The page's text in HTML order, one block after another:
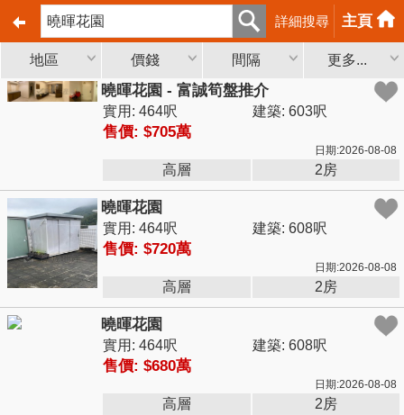
詳細搜尋 主頁
地區 價錢 間隔 更多...
曉暉花園 - 富誠筍盤推介
實用: 464呎 建築: 603呎
售價: $705萬
日期:2026-08-08
高層 2房
曉暉花園
實用: 464呎 建築: 608呎
售價: $720萬
日期:2026-08-08
高層 2房
曉暉花園
實用: 464呎 建築: 608呎
售價: $680萬
日期:2026-08-08
高層 2房